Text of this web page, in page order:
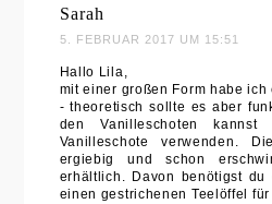
Sarah
5. FEBRUAR 2017 UM 15:51
Hallo Lila,
mit einer großen Form habe
- theoretisch sollte es aber
den Vanilleschoten
Vanilleschote verwenden.
ergiebig und schon
erhältlich. Davon benötigst
einen gestrichenen Teelöffel